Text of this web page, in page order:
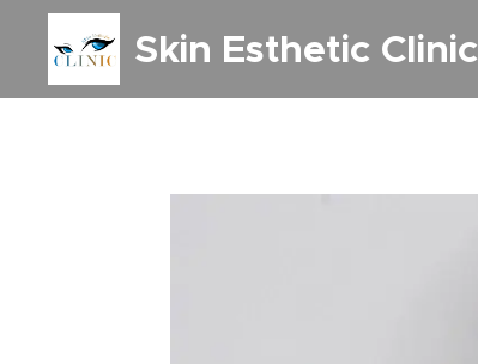
Skin Esthetic Clinic